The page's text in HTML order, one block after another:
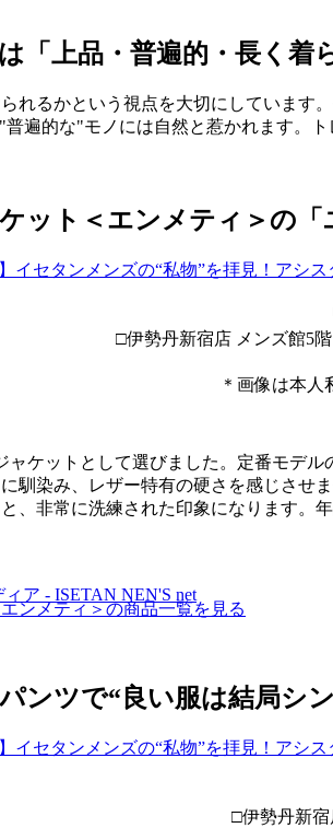
「上品・普遍的・長く着
れるかという視点を大切にしています
遍的な"モノには自然と惹かれます。
ット＜エンメティ＞の「
□伊勢丹新宿店 メンズ館5
＊画像は本人
ャケットとして選びました。定番モデ
馴染み、レザー特有の硬さを感じさ
、非常に洗練された印象になります
ンメティ＞の商品一覧を見る
ンツで“良い服は結局シ
□伊勢丹新